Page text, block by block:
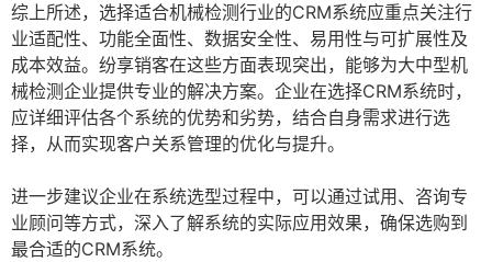
综上所述，选择适合机械检测行业的CRM系统应重点关注行
业适配性、功能全面性、数据安全性、易用性与可扩展性及
成本效益。纷享销客在这些方面表现突出，能够为大中型机
械检测企业提供专业的解决方案。企业在选择CRM系统时，
应详细评估各个系统的优势和劣势，结合自身需求进行选
择，从而实现客户关系管理的优化与提升。
进一步建议企业在系统选型过程中，可以通过试用、咨询专
业顾问等方式，深入了解系统的实际应用效果，确保选购到
最合适的CRM系统。